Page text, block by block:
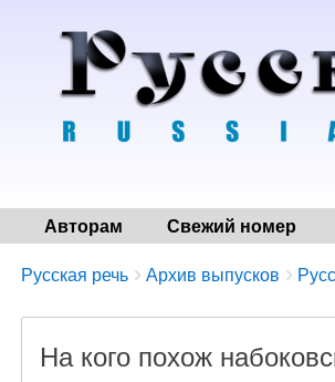
Авторам Свежий номер
Breadcrumbs
You
here:
Русская речь Архив выпусков
На кого похож